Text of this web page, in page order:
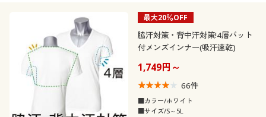
閉じる最大20％OFF
脇汗対策・背中汗対策!4層パット
付メンズインナー(吸汗速乾)
1,749円～
66件
■カラー/ホワイト
■サイズ/S～5L